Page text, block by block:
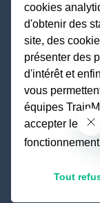
cookies
d'obtenir des
site, des
présenter des
d'intérêt et
vous
équipes
accepter les
fonctionnement
Tout